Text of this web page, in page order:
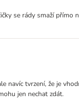
se rády smaží
tvrzení, že je
jen nechat zdát.